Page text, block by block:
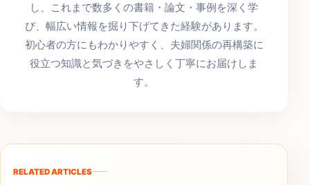
し、これまで数多くの書籍・論文・事例を深く学
び、幅広い情報を掘り下げてきた経験があります。
初心者の方にもわかりやすく、夫婦関係の再構築に
役立つ知識と気づきをやさしく丁寧にお届けしま
す。
RELATED ARTICLES